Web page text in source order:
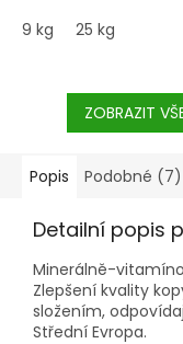
9 kg
25 kg
ZOBRAZIT
Popis Podobné (7)
Detailní popis
Minerálně-
Zlepšení kvality
složením,
Střední Evropa.